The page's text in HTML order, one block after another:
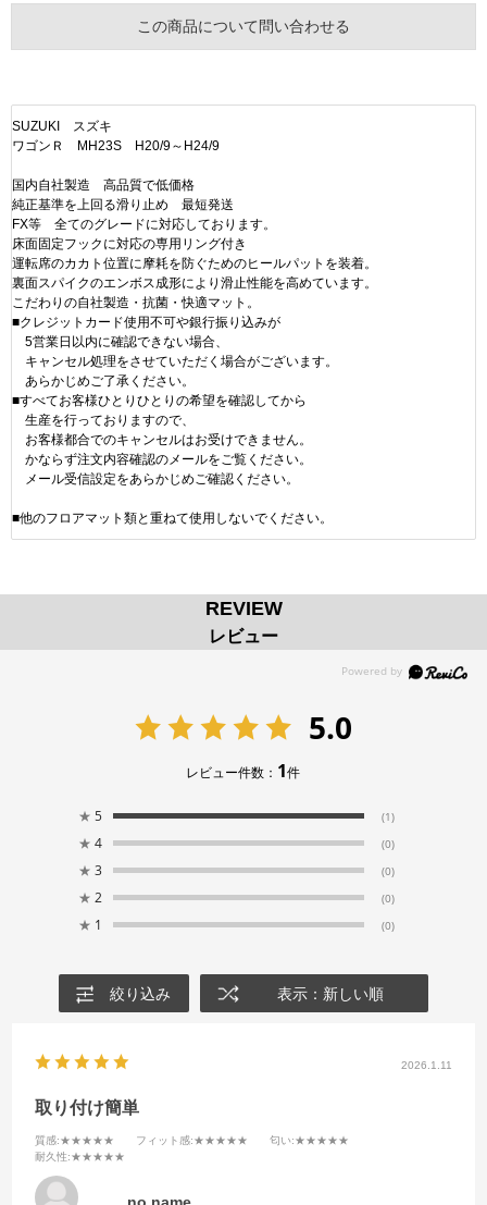
この商品について問い合わせる
SUZUKI スズキ
ワゴンＲ MH23S H20/9～H24/9
国内自社製造 高品質で低価格
純正基準を上回る滑り止め 最短発送
FX等 全てのグレードに対応しております。
床面固定フックに対応の専用リング付き
運転席のカカト位置に摩耗を防ぐためのヒールパットを装着。
裏面スパイクのエンボス成形により滑止性能を高めています。
こだわりの自社製造・抗菌・快適マット。
■クレジットカード使用不可や銀行振り込みが
5営業日以内に確認できない場合、
キャンセル処理をさせていただく場合がございます。
あらかじめご了承ください。
■すべてお客様ひとりひとりの希望を確認してから
生産を行っておりますので、
お客様都合でのキャンセルはお受けできません。
かならず注文内容確認のメールをご覧ください。
メール受信設定をあらかじめご確認ください。
■他のフロアマット類と重ねて使用しないでください。
REVIEW
レビュー
5.0
レビュー件数： 1件
★ 5 (1)
★ 4 (0)
★ 3 (0)
★ 2 (0)
★ 1 (0)
絞り込み 表示：新しい順
2026.1.11
取り付け簡単
質感:★★★★★ フィット感:★★★★★ 匂い:★★★★★
耐久性:★★★★★